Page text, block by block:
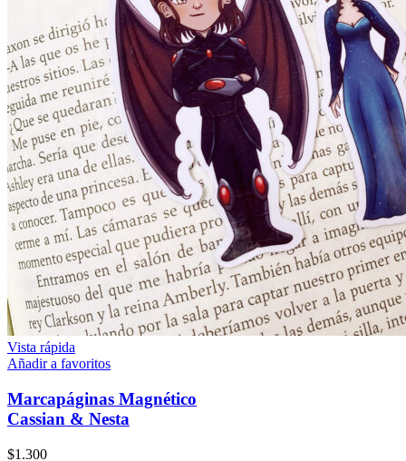
Vista rápida
Añadir a favoritos
Marcapáginas Magnético
Cassian & Nesta
$1.300